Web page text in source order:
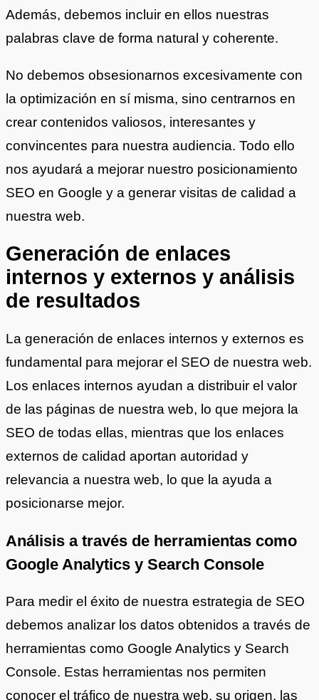
Además, debemos incluir en ellos nuestras
palabras clave de forma natural y coherente.
No debemos obsesionarnos excesivamente con
la optimización en sí misma, sino centrarnos en
crear contenidos valiosos, interesantes y
convincentes para nuestra audiencia. Todo ello
nos ayudará a mejorar nuestro posicionamiento
SEO en Google y a generar visitas de calidad a
nuestra web.
Generación de enlaces
internos y externos y análisis
de resultados
La generación de enlaces internos y externos es
fundamental para mejorar el SEO de nuestra web.
Los enlaces internos ayudan a distribuir el valor
de las páginas de nuestra web, lo que mejora la
SEO de todas ellas, mientras que los enlaces
externos de calidad aportan autoridad y
relevancia a nuestra web, lo que la ayuda a
posicionarse mejor.
Análisis a través de herramientas como
Google Analytics y Search Console
Para medir el éxito de nuestra estrategia de SEO
debemos analizar los datos obtenidos a través de
herramientas como Google Analytics y Search
Console. Estas herramientas nos permiten
conocer el tráfico de nuestra web, su origen, las